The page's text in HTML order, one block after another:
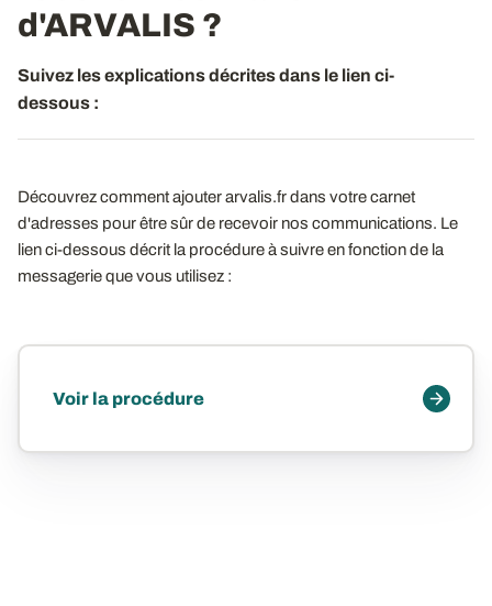
d'ARVALIS ?
Suivez les explications décrites dans le lien ci-
dessous :
Découvrez comment ajouter arvalis.fr dans votre carnet
d'adresses pour être sûr de recevoir nos communications. Le
lien ci-dessous décrit la procédure à suivre en fonction de la
messagerie que vous utilisez :
Voir la procédure